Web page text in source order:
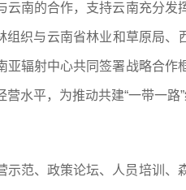
云南的合作，支持云南充分
织与云南省林业和草原局
亚辐射中心共同签署战略合
水平，为推动共建“一带一路”
示范、政策论坛、人员培训